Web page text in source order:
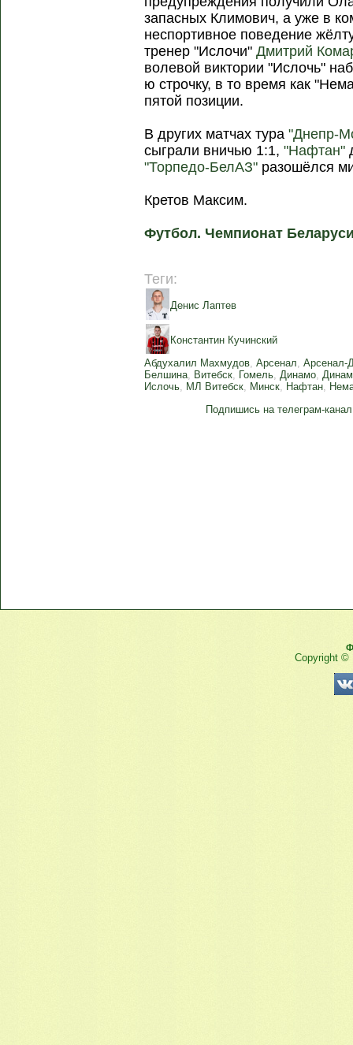
запасных Климович, а уже в
неспортивное поведение
тренер "Ислочи"Дмитрий
волевой виктории "Ислочь"
ю строчку, в то время как
пятой позиции.
В других матчах тура"Днепр-
сыграли вничью 1:1,"Нафтан"
"Торпедо-БелАЗ" разошёлся
Кретов Максим.
Футбол. Чемпионат
Теги:
Денис Лаптев
Константин Кучинский
Абдухалил Махмудов,Арсенал,Арсенал-
Белшина, Витебск, Гомель,Динамо,
Ислочь, МЛ Витебск, Минск, Нафтан,
Подпишись на телеграм-
Copyright ©